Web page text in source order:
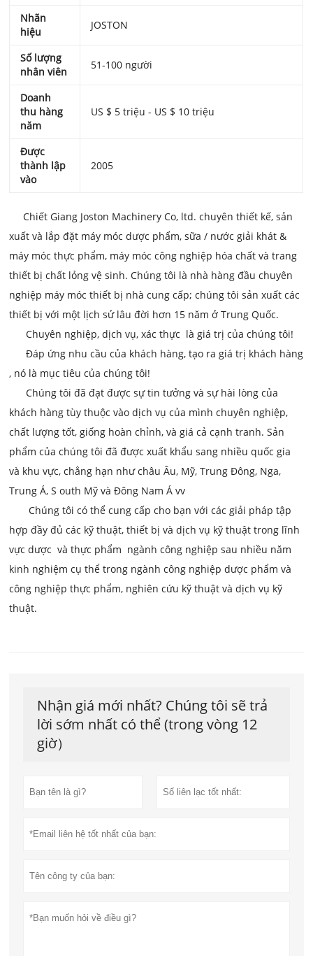
Nhãn
hiệu
JOSTON
Số lượng
nhân viên
51-100 người
Doanh
thu hàng
năm
US $ 5 triệu - US $ 10 triệu
Được
thành lập
vào
2005
Chiết Giang Joston Machinery Co, ltd. chuyên thiết kế, sản
xuất và lắp đặt máy móc dược phẩm, sữa / nước giải khát &
máy móc thực phẩm, máy móc công nghiệp hóa chất và trang
thiết bị chất lỏng vệ sinh. Chúng tôi là nhà hàng đầu chuyên
nghiệp máy móc thiết bị nhà cung cấp; chúng tôi sản xuất các
thiết bị với một lịch sử lâu đời hơn 15 năm ở Trung Quốc.
Chuyên nghiệp, dịch vụ,xác thực là giá trị của chúng tôi!
Đáp ứng nhu cầu của khách hàng, tạo ra giá trị khách hàng
, nó là mục tiêu của chúng tôi!
Chúng tôi đã đạt được sự tin tưởng và sự hài lòng của
khách hàng tùy thuộc vào dịch vụ của mình chuyên nghiệp,
chất lượng tốt, giống hoàn chỉnh, và giá cả cạnh tranh. Sản
phẩm của chúng tôi đã được xuất khẩu sang nhiều quốc gia
và khu vực, chẳng hạn như châu Âu, Mỹ, Trung Đông, Nga,
Trung Á, South Mỹ và Đông Nam Á vv
Chúng tôi có thể cung cấp cho bạn với các giải pháp tập
hợp đầy đủ các kỹ thuật, thiết bị và dịch vụ kỹ thuật trong lĩnh
vực dược và thực phẩm ngành công nghiệp sau nhiều năm
kinh nghiệm cụ thể trong ngành công nghiệp dược phẩm và
công nghiệp thực phẩm, nghiên cứu kỹ thuật và dịch vụ kỹ
thuật.
Nhận giá mới nhất? Chúng tôi sẽ trả
lời sớm nhất có thể (trong vòng 12
giờ）